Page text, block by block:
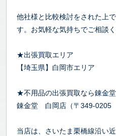
他社様と比較検討をされた上
す。お気軽な気持ちでご相談く
★出張買取エリア
【埼玉県】白岡市エリア
★不用品の出張買取なら錬金堂
錬金堂 白岡店（〒349-0205
当店は、さいたま栗橋線沿い